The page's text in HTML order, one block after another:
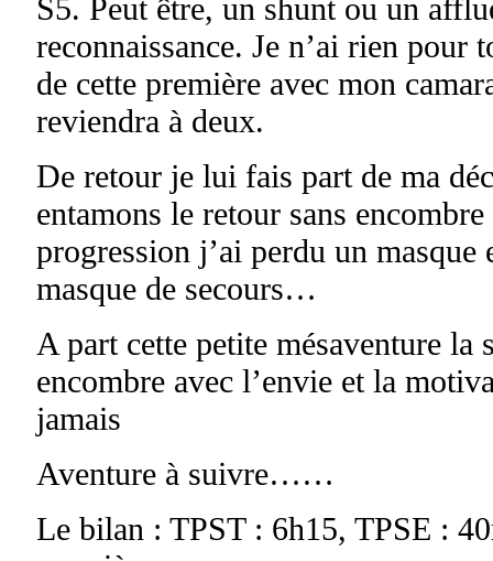
S5. Peut être, un shunt ou un
reconnaissance. Je n’ai rien
de cette première avec mon
reviendra à deux.
De retour je lui fais part de ma
entamons le retour sans
progression j’ai perdu un masque
masque de secours…
A part cette petite mésaventure la
encombre avec l’envie et la
jamais
Aventure à suivre……
Le bilan : TPST : 6h15, TPSE :